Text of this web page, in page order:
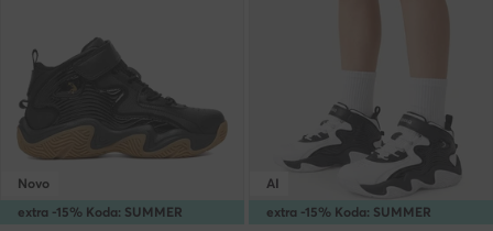
extra -15% Koda: SUMMER
Novo
extra -15% Koda: SUMMER
AI